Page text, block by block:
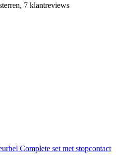
7 klantreviews
Complete set met stopcontact